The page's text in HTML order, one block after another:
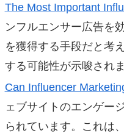
The Most Important
ンフルエンサー広告を
を獲得する手段だと考
する可能性が示唆されま
Can Influencer
ェブサイトのエンゲー
られています。これは